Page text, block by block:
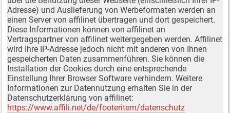
Adresse) und Auslieferung von Werbeformaten werden an
einen Server von affilinet übertragen und dort gespeichert.
Diese Informationen können von affilinet an
Vertragspartner von affilinet weitergegeben werden. Affilinet
wird Ihre IP-Adresse jedoch nicht mit anderen von Ihnen
gespeicherten Daten zusammenführen. Sie können die
Installation der Cookies durch eine entsprechende
Einstellung Ihrer Browser Software verhindern. Weitere
Informationen zur Datennutzung erhalten Sie in der
Datenschutzerklärung von affilinet:
https://www.affili.net/de/footeritem/datenschutz